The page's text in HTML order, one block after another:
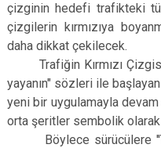
çizginin hedefi trafikteki
çizgilerin kırmızıya
daha dikkat çekilecek.
Trafiğin Kırmızı Çizgisi
yayanın" sözleri ile
yeni bir uygulamayla
orta şeritler sembolik olarak
Böylece sürücülere